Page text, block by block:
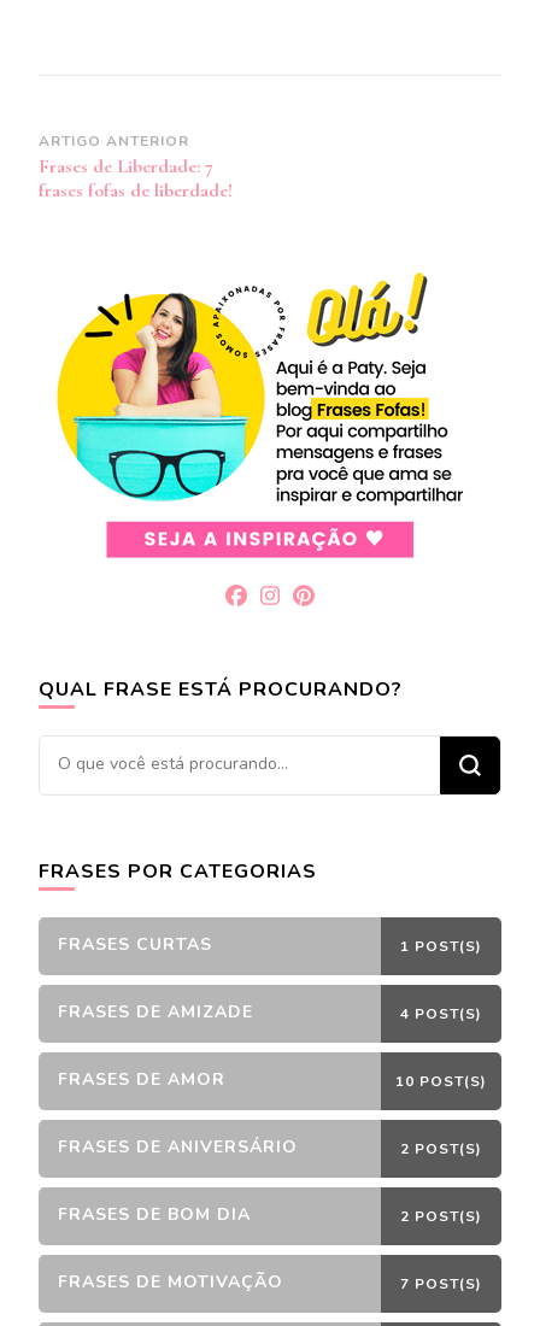
Navegação
de
ARTIGO ANTERIOR
Frases de Liberdade: 7
frases fofas de liberdade!
QUAL FRASE ESTÁ PROCURANDO?
Procurando
algo?
FRASES POR CATEGORIAS
FRASES CURTAS 1 POST(S)
FRASES DE AMIZADE 4 POST(S)
FRASES DE AMOR 10 POST(S)
FRASES DE ANIVERSÁRIO 2 POST(S)
FRASES DE BOM DIA 2 POST(S)
FRASES DE MOTIVAÇÃO 7 POST(S)